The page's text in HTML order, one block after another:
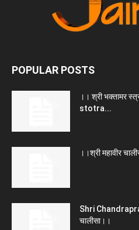
POPULAR POSTS
।। श्री भक्तामर
stotra...
।।श्री महावीर
Shri
चालीसा।।